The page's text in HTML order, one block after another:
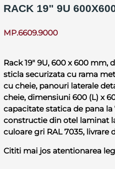
RACK 19" 9U
MP.6609.9000
Rack 19" 9U, 600 x 600 mm,
sticla securizata cu rama
cu cheie, panouri laterale
cheie, dimensiuni 600 (L) x
capacitate statica de pana
constructie din otel laminat
culoare gri RAL 7035, livrare
Cititi mai jos atentionarea